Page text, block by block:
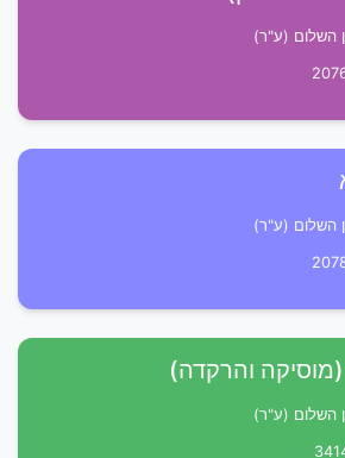
השלום (ע"ר)
השלום (ע"ר)
והרקדה)
השלום (ע"ר)